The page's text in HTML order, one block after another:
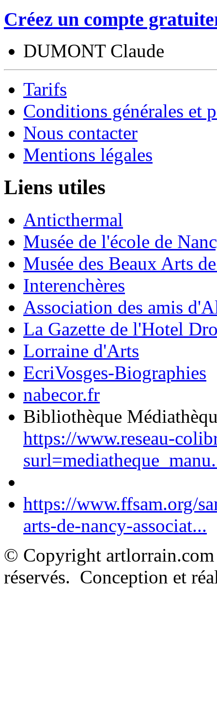
Créez un compte
DUMONT Claude
Tarifs
Conditions générales et
Nous contacter
Mentions légales
Liens utiles
Anticthermal
Musée de l'école de
Musée des Beaux Arts
Interenchères
Association des amis
La Gazette de l'Hotel
Lorraine d'Arts
EcriVosges-Biographies
nabecor.fr
Bibliothèque
https://www.reseau-
https://www.ffsam.org/
arts-de-nancy-associat...
© Copyright
réservés. Conception et